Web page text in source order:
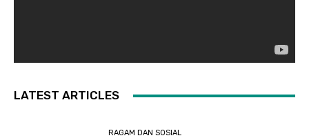
LATEST ARTICLES
RAGAM DAN SOSIAL